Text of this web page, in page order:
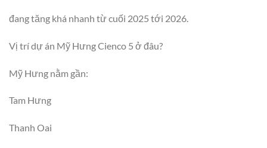
đang tăng khá nhanh từ cuối 2025 tới 2026.
Vị trí dự án Mỹ Hưng Cienco 5 ở đâu?
Mỹ Hưng nằm gần:
Tam Hưng
Thanh Oai